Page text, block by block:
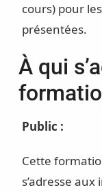
cours) pour
présentées.
À qui
Public :
Cette
s’adresse